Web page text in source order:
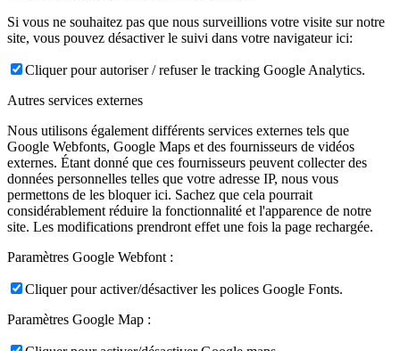
Si vous ne souhaitez pas que nous surveillions votre visite sur notre
site, vous pouvez désactiver le suivi dans votre navigateur ici:
Cliquer pour autoriser / refuser le tracking Google Analytics.
Autres services externes
Nous utilisons également différents services externes tels que
Google Webfonts, Google Maps et des fournisseurs de vidéos
externes. Étant donné que ces fournisseurs peuvent collecter des
données personnelles telles que votre adresse IP, nous vous
permettons de les bloquer ici. Sachez que cela pourrait
considérablement réduire la fonctionnalité et l'apparence de notre
site. Les modifications prendront effet une fois la page rechargée.
Paramètres Google Webfont :
Cliquer pour activer/désactiver les polices Google Fonts.
Paramètres Google Map :